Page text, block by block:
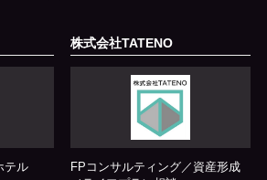
テル
株式会社TATENO
FPコンサルティング／資産形成